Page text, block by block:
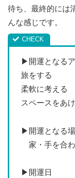
待ち、最終的には
んな感じです。
▶開運となる
旅をする
柔軟に考える
スペースをあ
▶開運となる
家・手を合
▶開運日